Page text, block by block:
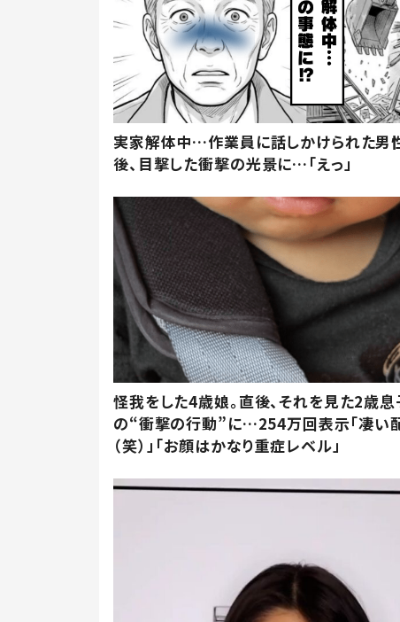
実家解体中…作業員に話しかけられた男
後、目撃した衝撃の光景に…「えっ」
怪我をした4歳娘。直後、それを見た2歳息
の“衝撃の行動”に…254万回表示「凄い
（笑）」「お顔はかなり重症レベル」